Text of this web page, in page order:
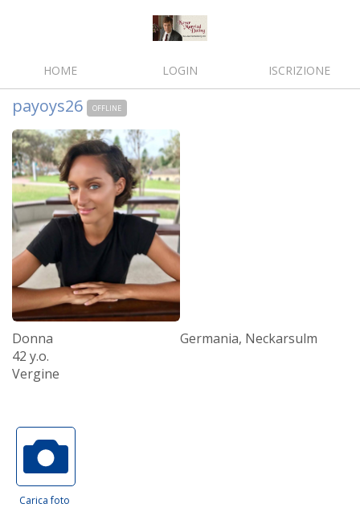
HOME LOGIN ISCRIZIONE
payoys26 OFFLINE
Donna
42 y.o.
Vergine
Germania, Neckarsulm
Carica foto